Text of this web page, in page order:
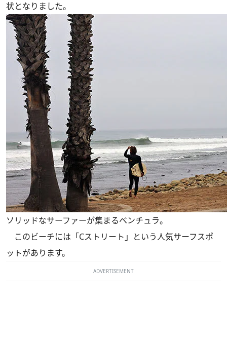
状となりました。
ソリッドなサーファーが集まるベンチュラ。
このビーチには「Cストリート」という人気サーフスポ
ットがあります。
ADVERTISEMENT